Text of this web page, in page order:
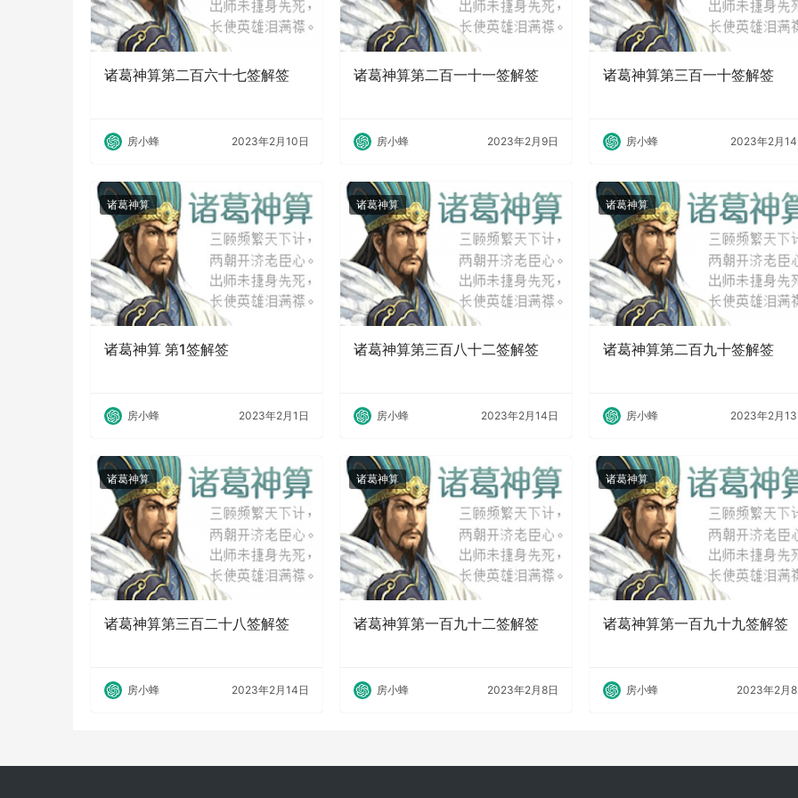
诸葛神算第二百六十七签解签
房小蜂 2023年2月10日
诸葛神算第二百一十一签解签
房小蜂 2023年2月9日
诸葛神算第三百一十签解签
房小蜂 2023年2月
诸葛神算
诸葛神算 第1签解签
房小蜂 2023年2月1日
诸葛神算
诸葛神算第三百八十二签解签
房小蜂 2023年2月14日
诸葛神算
诸葛神算第二百九十签解签
房小蜂 2023年2月
诸葛神算
诸葛神算第三百二十八签解签
房小蜂 2023年2月14日
诸葛神算
诸葛神算第一百九十二签解签
房小蜂 2023年2月8日
诸葛神算
诸葛神算第一百九十九签解签
房小蜂 2023年2月